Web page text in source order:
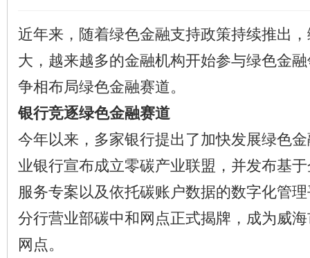
近年来，随着绿色金融支持政策持续推出
大，越来越多的金融机构开始参与绿色金
争相布局绿色金融赛道。
银行竞逐绿色金融赛道
今年以来，多家银行提出了加快发展绿色
业银行宣布成立零碳产业联盟，并发布基
服务专案以及依托碳账户数据的数字化管
分行营业部碳中和网点正式揭牌，成为威
网点。